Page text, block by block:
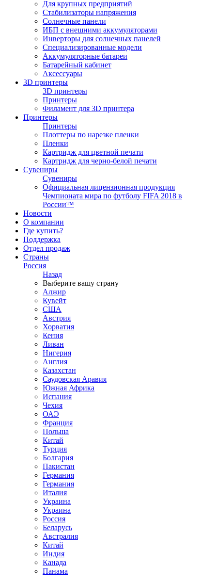
Для крупных предприятий
Стабилизаторы напряжения
Солнечные панели
ИБП с внешними аккумуляторами
Инверторы для солнечных панелей
Специализированные модели
Аккумуляторные батареи
Батарейный кабинет
Аксессуары
3D принтеры
3D принтеры
Принтеры
Филамент для 3D принтера
Принтеры
Принтеры
Плоттеры по нарезке пленки
Пленки
Картридж для цветной печати
Картридж для черно-белой печати
Сувениры
Сувениры
Официальная лицензионная продукция
Чемпионата мира по футболу FIFA 2018 в
России™
Новости
О компании
Где купить?
Поддержка
Отдел продаж
Страны
Россия
Назад
Выберите вашу страну
Алжир
Кувейт
США
Австрия
Хорватия
Кения
Ливан
Нигерия
Англия
Казахстан
Саудовская Аравия
Южная Африка
Испания
Чехия
ОАЭ
Франция
Польша
Китай
Турция
Болгария
Пакистан
Германия
Германия
Италия
Украина
Украина
Россия
Беларусь
Австралия
Китай
Индия
Канада
Панама